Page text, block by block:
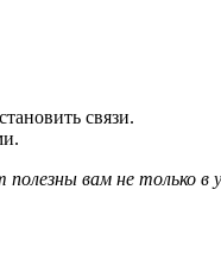
связи.
вам не только в